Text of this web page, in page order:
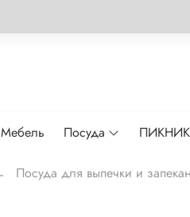
Мебель Посуда ПИКНИК
Посуда для выпечки и